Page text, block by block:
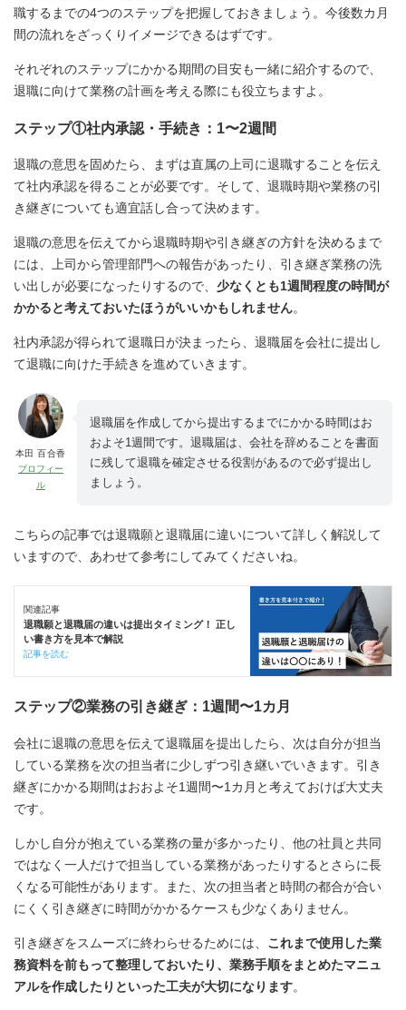
職するまでの4つのステップを把握しておきましょう。今後数カ月
間の流れをざっくりイメージできるはずです。
それぞれのステップにかかる期間の目安も一緒に紹介するので、
退職に向けて業務の計画を考える際にも役立ちますよ。
ステップ①社内承認・手続き：1〜2週間
退職の意思を固めたら、まずは直属の上司に退職することを伝え
て社内承認を得ることが必要です。そして、退職時期や業務の引
き継ぎについても適宜話し合って決めます。
退職の意思を伝えてから退職時期や引き継ぎの方針を決めるまで
には、上司から管理部門への報告があったり、引き継ぎ業務の洗
い出しが必要になったりするので、 少なくとも1週間程度の時間が
かかると考えておいたほうがいいかもしれません。
社内承認が得られて退職日が決まったら、退職届を会社に提出し
て退職に向けた手続きを進めていきます。
本田 百合香
プロフィー
ル
退職届を作成してから提出するまでにかかる時間はお
およそ1週間です。退職届は、会社を辞めることを書面
に残して退職を確定させる役割があるので必ず提出し
ましょう。
こちらの記事では退職願と退職届に違いについて詳しく解説して
いますので、あわせて参考にしてみてくださいね。
関連記事
退職願と退職届の違いは提出タイミング！ 正し
い書き方を見本で解説
記事を読む
ステップ②業務の引き継ぎ：1週間〜1カ月
会社に退職の意思を伝えて退職届を提出したら、次は自分が担当
している業務を次の担当者に少しずつ引き継いでいきます。引き
継ぎにかかる期間はおおよそ1週間〜1カ月と考えておけば大丈夫
です。
しかし自分が抱えている業務の量が多かったり、他の社員と共同
ではなく一人だけで担当している業務があったりするとさらに長
くなる可能性があります。また、次の担当者と時間の都合が合い
にくく引き継ぎに時間がかかるケースも少なくありません。
引き継ぎをスムーズに終わらせるためには、 これまで使用した業
務資料を前もって整理しておいたり、業務手順をまとめたマニュ
アルを作成したりといった工夫が大切になります。